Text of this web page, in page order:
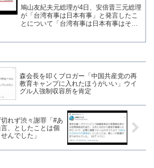
立派を抑えることが日本の生きる
道だ」
鳩山友紀夫元総理が4日、安倍晋三元総理
が「台湾有事は日本有事」と発言したこ
とについて「台湾有事は日本有事はその
森会長を叩くブロガー「中国共産党の再
教育キャンプに入れたほうがいい」ウイ
グル人強制収容所を肯定
れず渋々謝罪「#あ
、としたことは個
んでした」